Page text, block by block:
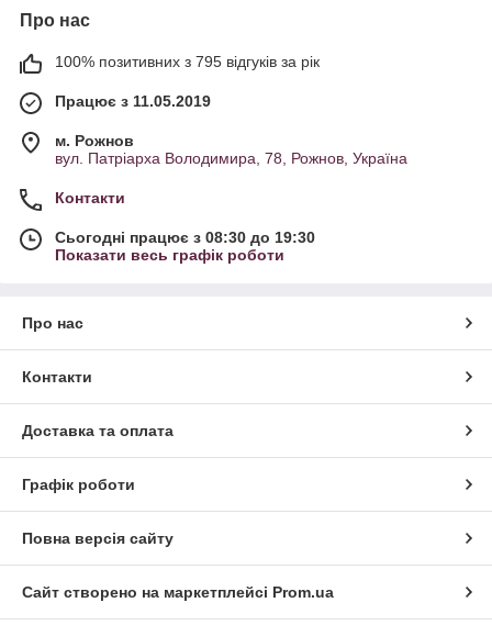
Про нас
100% позитивних з 795 відгуків за рік
Працює з 11.05.2019
м. Рожнов
вул. Патріарха Володимира, 78, Рожнов, Україна
Контакти
Сьогодні працює з 08:30 до 19:30
Показати весь графік роботи
Про нас
Контакти
Доставка та оплата
Графік роботи
Повна версія сайту
Сайт створено на маркетплейсі Prom.ua